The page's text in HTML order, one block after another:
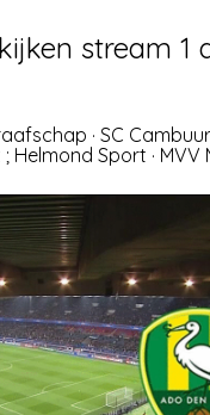
stream 1
· SC
Helmond Sport ·